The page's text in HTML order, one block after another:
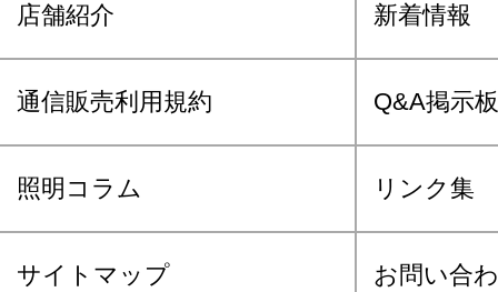
店舗紹介 新着情報
通信販売利用規約 Q&A掲示板
照明コラム リンク集
サイトマップ お問い合